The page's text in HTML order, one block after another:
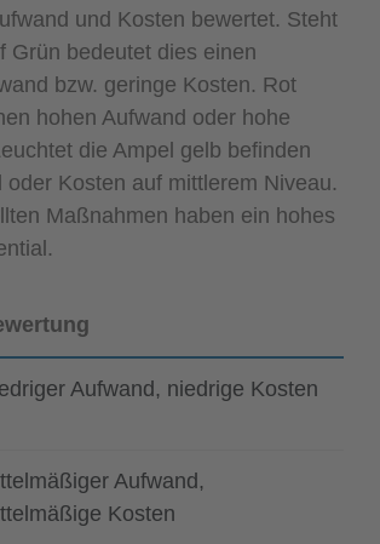
und Kosten bewertet. Steht
Grün bedeutet dies einen
bzw. geringe Kosten. Rot
hohen Aufwand oder hohe
die Ampel gelb befinden
oder Kosten auf mittlerem Niveau.
Maßnahmen haben ein hohes
Aufwand, niedrige Kosten
Aufwand,
Kosten